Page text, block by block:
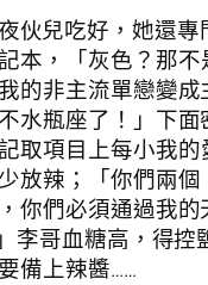
伙兒吃好，她還專
本，「灰色？那不
的非主流單戀變成
水瓶座了！」下面
取項目上每小我的
放辣；「你們兩個
你們必須通過我的
李哥血糖高，得控
備上辣醬……